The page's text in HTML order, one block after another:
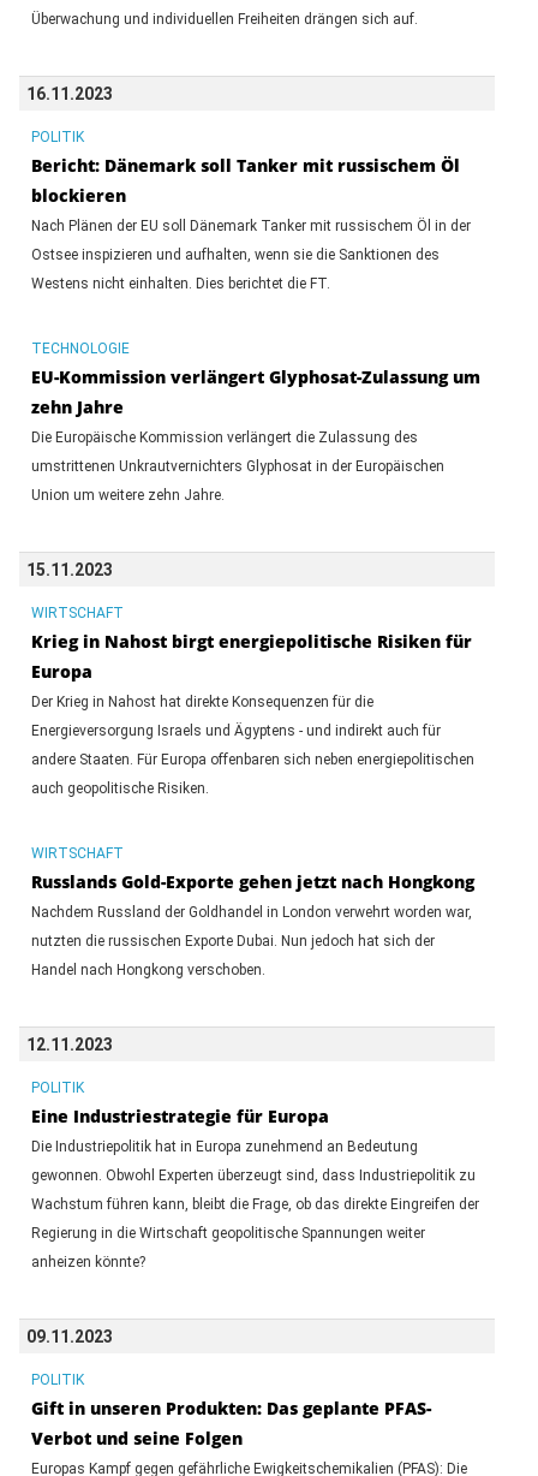
Überwachung und individuellen Freiheiten drängen sich auf.
16.11.2023
POLITIK
Bericht: Dänemark soll Tanker mit russischem Öl
blockieren
Nach Plänen der EU soll Dänemark Tanker mit russischem Öl in der
Ostsee inspizieren und aufhalten, wenn sie die Sanktionen des
Westens nicht einhalten. Dies berichtet die FT.
TECHNOLOGIE
EU-Kommission verlängert Glyphosat-Zulassung um
zehn Jahre
Die Europäische Kommission verlängert die Zulassung des
umstrittenen Unkrautvernichters Glyphosat in der Europäischen
Union um weitere zehn Jahre.
15.11.2023
WIRTSCHAFT
Krieg in Nahost birgt energiepolitische Risiken für
Europa
Der Krieg in Nahost hat direkte Konsequenzen für die
Energieversorgung Israels und Ägyptens - und indirekt auch für
andere Staaten. Für Europa offenbaren sich neben energiepolitischen
auch geopolitische Risiken.
WIRTSCHAFT
Russlands Gold-Exporte gehen jetzt nach Hongkong
Nachdem Russland der Goldhandel in London verwehrt worden war,
nutzten die russischen Exporte Dubai. Nun jedoch hat sich der
Handel nach Hongkong verschoben.
12.11.2023
POLITIK
Eine Industriestrategie für Europa
Die Industriepolitik hat in Europa zunehmend an Bedeutung
gewonnen. Obwohl Experten überzeugt sind, dass Industriepolitik zu
Wachstum führen kann, bleibt die Frage, ob das direkte Eingreifen der
Regierung in die Wirtschaft geopolitische Spannungen weiter
anheizen könnte?
09.11.2023
POLITIK
Gift in unseren Produkten: Das geplante PFAS-
Verbot und seine Folgen
Europas Kampf gegen gefährliche Ewigkeitschemikalien (PFAS): Die